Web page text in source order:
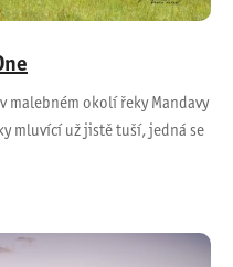
malebném okolí řeky Mandavy
mluvící už jistě tuší, jedná se